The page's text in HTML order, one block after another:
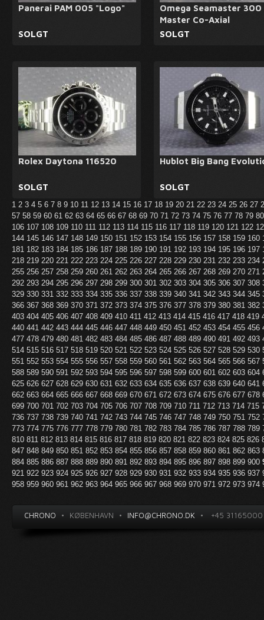
Panerai PAM 005 "Logo"
SOLGT
Omega Seamaster 300
Master Co-Axial
SOLGT
Rolex Daytona 116520
SOLGT
Hublot Big Bang
SOLGT
1 2 3 4 5 6 7 8 9 10 11 12 13 14 15 16 17 18 19 20 21 22 23 24 25 26 27
57 58 59 60 61 62 63 64 65 66 67 68 69 70 71 72 73 74 75 76 77 78 79
106 107 108 109 110 111 112 113 114 115 116 117 118 119 120 121 122
144 145 146 147 148 149 150 151 152 153 154 155 156 157 158 159 160
181 182 183 184 185 186 187 188 189 190 191 192 193 194 195 196 197
218 219 220 221 222 223 224 225 226 227 228 229 230 231 232 233 234
255 256 257 258 259 260 261 262 263 264 265 266 267 268 269 270 271
292 293 294 295 296 297 298 299 300 301 302 303 304 305 306 307 308
329 330 331 332 333 334 335 336 337 338 339 340 341 342 343 344 345
366 367 368 369 370 371 372 373 374 375 376 377 378 379 380 381 382
403 404 405 406 407 408 409 410 411 412 413 414 415 416 417 418 419
440 441 442 443 444 445 446 447 448 449 450 451 452 453 454 455 456
477 478 479 480 481 482 483 484 485 486 487 488 489 490 491 492 493
514 515 516 517 518 519 520 521 522 523 524 525 526 527 528 529 530
551 552 553 554 555 556 557 558 559 560 561 562 563 564 565 566 567
588 589 590 591 592 593 594 595 596 597 598 599 600 601 602 603 604
625 626 627 628 629 630 631 632 633 634 635 636 637 638 639 640 641
662 663 664 665 666 667 668 669 670 671 672 673 674 675 676 677 678
699 700 701 702 703 704 705 706 707 708 709 710 711 712 713 714 715
736 737 738 739 740 741 742 743 744 745 746 747 748 749 750 751 752
773 774 775 776 777 778 779 780 781 782 783 784 785 786 787 788 789
810 811 812 813 814 815 816 817 818 819 820 821 822 823 824 825 826
847 848 849 850 851 852 853 854 855 856 857 858 859 860 861 862 863
884 885 886 887 888 889 890 891 892 893 894 895 896 897 898 899 900
921 922 923 924 925 926 927 928 929 930 931 932 933 934 935 936 937
958 959 960 961 962 963 964 965 966 967 968 969 970 971 972 973 974
CHRONO • KØBENHAVN • INFO@CHRONO.DK • +45 31165000